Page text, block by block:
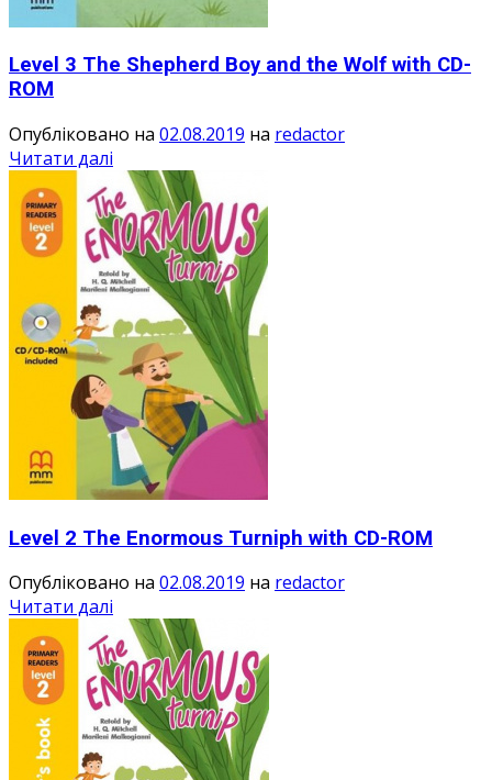
Level 3 The Shepherd Boy and the Wolf with CD-
ROM
Опубліковано на 02.08.2019 на redactor
Читати далі
Level 2 The Enormous Turniph with CD-ROM
Опубліковано на 02.08.2019 на redactor
Читати далі